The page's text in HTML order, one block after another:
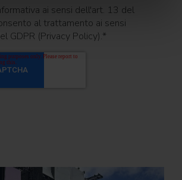
ai sensi dell'art. 13 del
al trattamento ai sensi
GDPR (Privacy Policy).*